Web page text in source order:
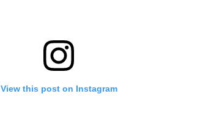
View this post on Instagram